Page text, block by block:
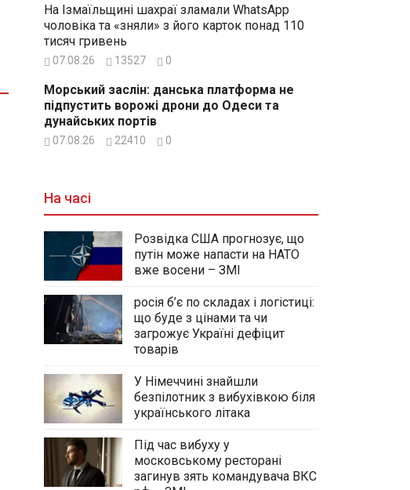
На Ізмаїльщині шахраї зламали WhatsApp
чоловіка та «зняли» з його карток понад 110
тисяч гривень
07.08.26 13527 0
Морський заслін: данська платформа не
підпустить ворожі дрони до Одеси та
дунайських портів
07.08.26 22410 0
На часі
Розвідка США прогнозує, що
путін може напасти на НАТО
вже восени – ЗМІ
росія б’є по складах і логістиці:
що буде з цінами та чи
загрожує Україні дефіцит
товарів
У Німеччині знайшли
безпілотник з вибухівкою біля
українського літака
Під час вибуху у
московському ресторані
загинув зять командувача ВКС